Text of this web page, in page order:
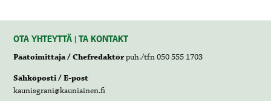
OTA YHTEYTTÄ | TA KONTAKT
Päätoimittaja / Chefredaktörpuh./tfn 050 555 1703
Sähköposti / E-post
kaunisgrani@kauniainen.fi